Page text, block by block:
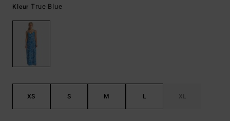
KleurTrue Blue
XS S M L XL